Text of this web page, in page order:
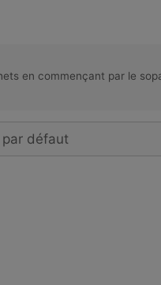
en commençant par le